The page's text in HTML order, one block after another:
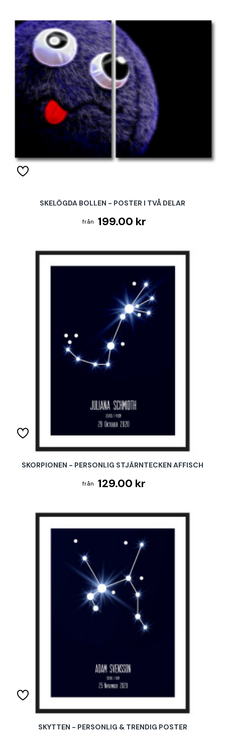
SKELÖGDA BOLLEN - POSTER I TVÅ DELAR
199.00 kr
SKORPIONEN - PERSONLIG STJÄRNTECKEN AFFISCH
129.00 kr
SKYTTEN - PERSONLIG & TRENDIG POSTER